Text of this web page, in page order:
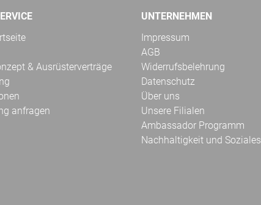
& Ausrüsterverträge
anfragen
UNTERNEHMEN
Impressum
AGB
Widerrufsbelehrung
Datenschutz
Über uns
Unsere Filialen
Ambassador Programm
Nachhaltigkeit und Soziales